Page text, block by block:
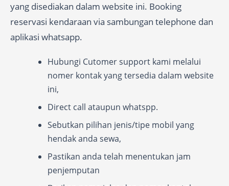
yang disediakan dalam website ini. Booking
reservasi kendaraan via sambungan telephone dan
aplikasi whatsapp.
Hubungi Cutomer support kami melalui
nomer kontak yang tersedia dalam website
ini,
Direct call ataupun whatspp.
Sebutkan pilihan jenis/tipe mobil yang
hendak anda sewa,
Pastikan anda telah menentukan jam
penjemputan